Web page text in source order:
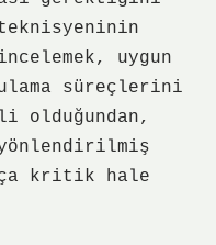
uygun
süreçlerini
olduğundan,
kritik hale